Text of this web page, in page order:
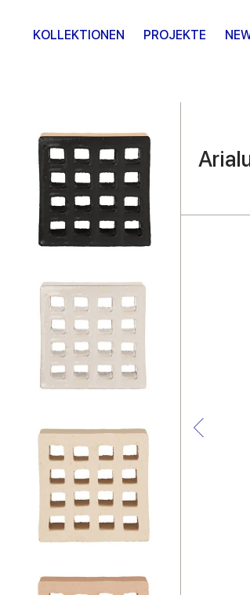
KOLLEKTIONEN PROJEKTE